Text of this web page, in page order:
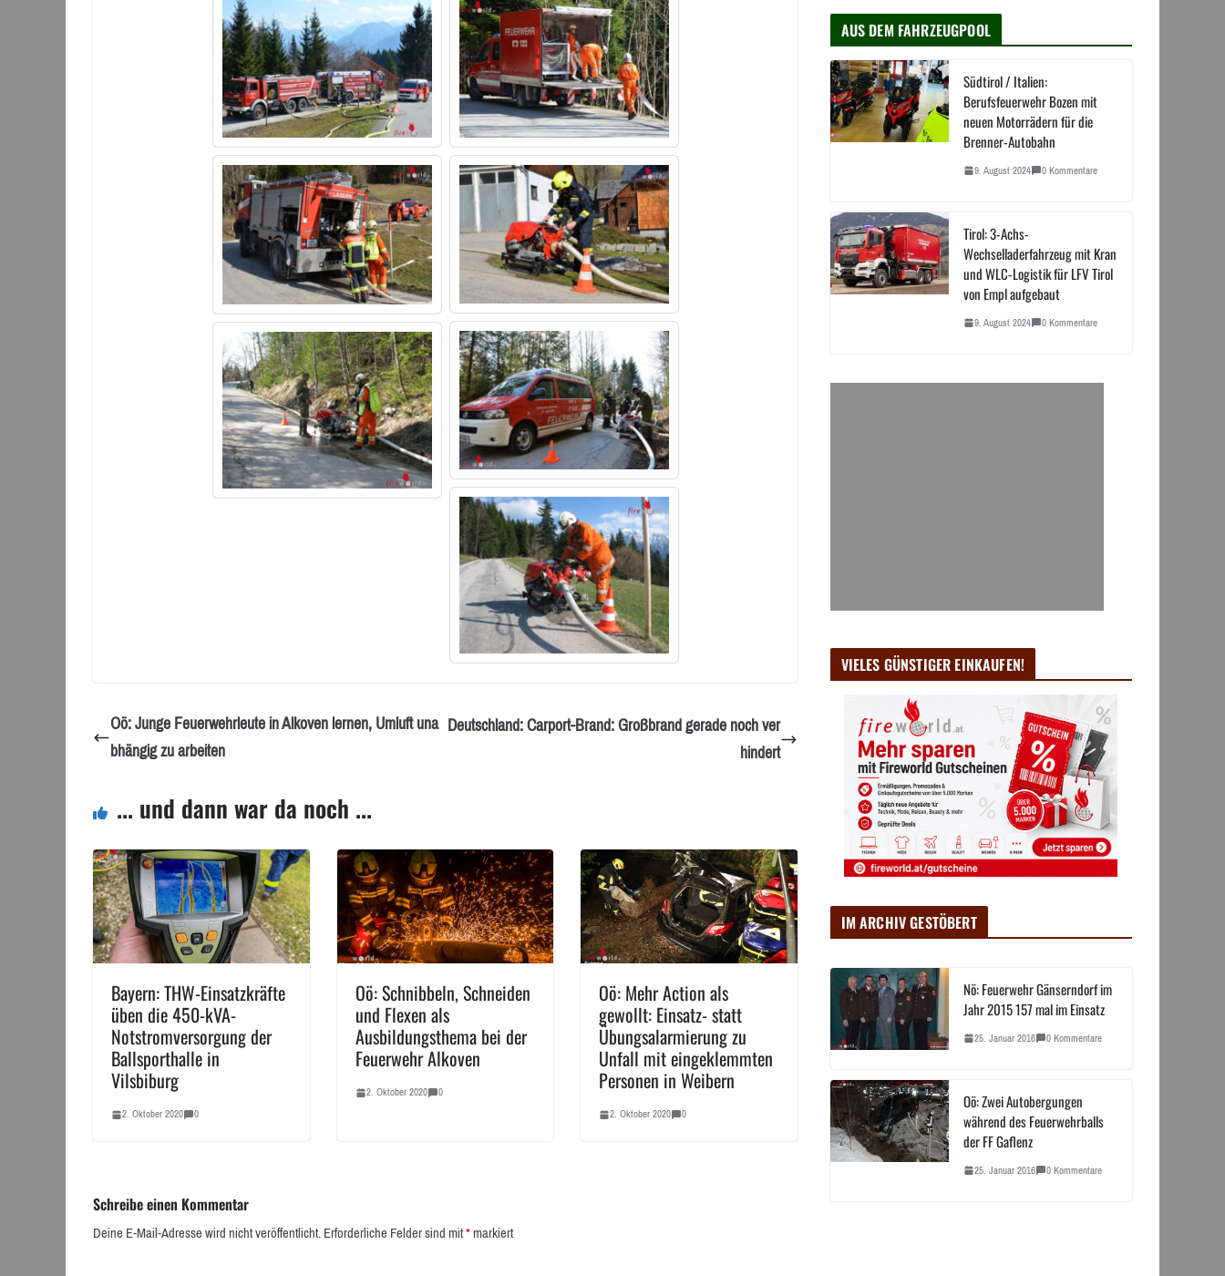
Oö: Junge Feuerwehrleute in Alkoven lernen, Umluft una
bhängig zu arbeiten
Deutschland: Carport-Brand: Großbrand gerade noch ver
hindert
... und dann war da noch ...
Bayern: THW-Einsatzkräfte
üben die 450-kVA-
Notstromversorgung der
Ballsporthalle in
Vilsbiburg
2. Oktober 2020 0
Oö: Schnibbeln, Schneiden
und Flexen als
Ausbildungsthema bei der
Feuerwehr Alkoven
2. Oktober 2020 0
Oö: Mehr Action als
gewollt: Einsatz- statt
Übungsalarmierung zu
Unfall mit eingeklemmten
Personen in Weibern
2. Oktober 2020 0
Schreibe einen Kommentar
Deine E-Mail-Adresse wird nicht veröffentlicht.Erforderliche Felder sind mit*markiert
AUS DEM FAHRZEUGPOOL
Südtirol / Italien:
Berufsfeuerwehr Bozen mit
neuen Motorrädern für die
Brenner-Autobahn
9. August 2024 0 Kommentare
Tirol: 3-Achs-
Wechselladerfahrzeug mit Kran
und WLC-Logistik für LFV Tirol
von Empl aufgebaut
9. August 2024 0 Kommentare
VIELES GÜNSTIGER EINKAUFEN!
IM ARCHIV GESTÖBERT
Nö: Feuerwehr Gänserndorf im
Jahr 2015 157 mal im Einsatz
25. Januar 2016 0 Kommentare
Oö: Zwei Autobergungen
während des Feuerwehrballs
der FF Gaflenz
25. Januar 2016 0 Kommentare